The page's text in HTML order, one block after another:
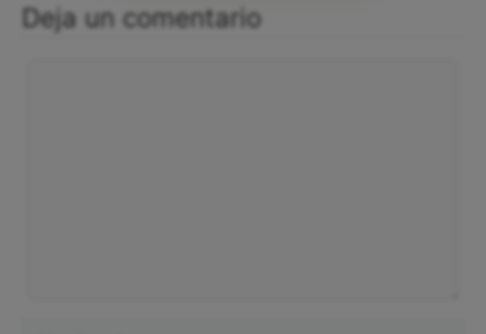
Deja un comentario